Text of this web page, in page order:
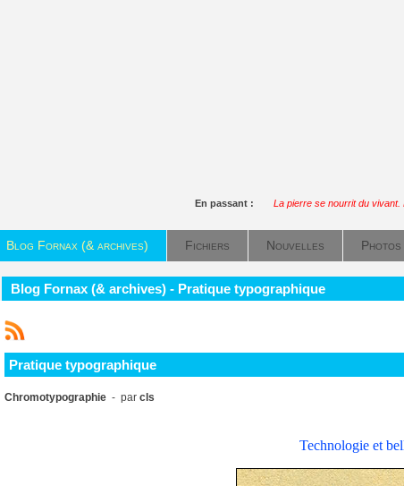
En passant : La pierre se nourrit du vivant.
Blog Fornax (& archives) Fichiers Nouvelles Photos
Blog Fornax (& archives) - Pratique typographique
Pratique typographique
Chromotypographie - par cls
Technologie et